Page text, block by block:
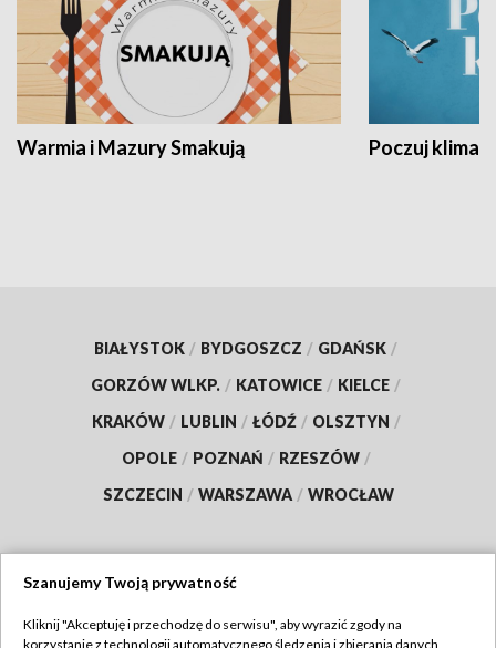
Warmia i Mazury Smakują Poczuj klimat
BIAŁYSTOK / BYDGOSZCZ / GDAŃSK /
GORZÓW WLKP. / KATOWICE / KIELCE /
KRAKÓW / LUBLIN / ŁÓDŹ / OLSZTYN /
OPOLE / POZNAŃ / RZESZÓW /
SZCZECIN / WARSZAWA / WROCŁAW
Szanujemy Twoją prywatność
Kliknij "Akceptuję i przechodzę do serwisu", aby wyrazić zgody na
korzystanie z technologii automatycznego śledzenia i zbierania danych,